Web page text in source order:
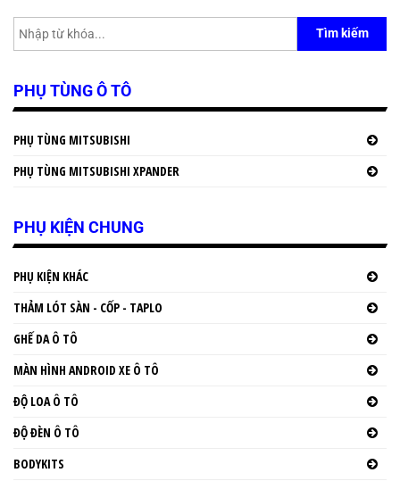
Tìm kiếm
PHỤ TÙNG Ô TÔ
PHỤ TÙNG MITSUBISHI
PHỤ TÙNG MITSUBISHI XPANDER
PHỤ KIỆN CHUNG
PHỤ KIỆN KHÁC
THẢM LÓT SÀN - CỐP - TAPLO
GHẾ DA Ô TÔ
MÀN HÌNH ANDROID XE Ô TÔ
ĐỘ LOA Ô TÔ
ĐỘ ĐÈN Ô TÔ
BODYKITS